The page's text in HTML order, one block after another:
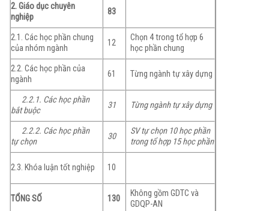
2. Giáo dục chuyên
nghiệp
83
2.1. Các học phần chung
của nhóm ngành
12
Chọn 4 trong tổ hợp 6
học phần chung
2.2. Các học phần của
ngành
61 Từng ngành tự xây dựng
2.2.1. Các học phần
bắt buộc
31 Từng ngành tự xây dựng
2.2.2. Các học phần
tự chọn
30
SV tự chọn 10 học phần
trong tổ hợp 15 học phần
2.3. Khóa luận tốt nghiệp 10
TỔNG SỐ 130
Không gồm GDTC và
GDQP-AN